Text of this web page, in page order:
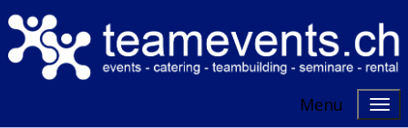
Menu